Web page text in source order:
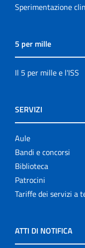
Sperimentazione
5 per mille
Il 5 per mille e l'ISS
SERVIZI
Aule
Bandi e concorsi
Biblioteca
Patrocini
Tariffe dei servizi a
ATTI DI NOTIFICA